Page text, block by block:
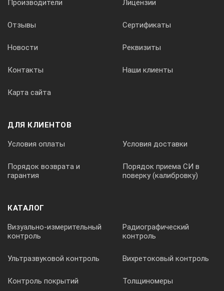
Производители Лицензии
Отзывы Сертификаты
Новости Реквизиты
Контакты Наши клиенты
Карта сайта
ДЛЯ КЛИЕНТОВ
Условия оплаты Условия доставки
Порядок возврата и
гарантия
Порядок приема СИ в
поверку (калибровку)
КАТАЛОГ
Визуально-измерительный
контроль
Радиографический
контроль
Ультразвуковой контроль Вихретоковый контроль
Контроль покрытий Толщиномеры